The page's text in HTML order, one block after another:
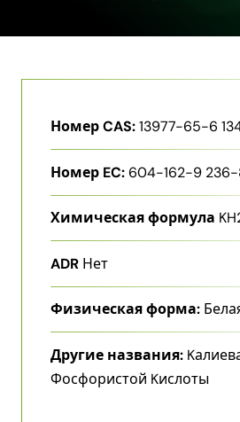
Номер CAS:13977-65-6
Номер EC:604-162-9
Химическая формула
ADR Нет
Физическая форма:
Другие названия:
Фосфористой Kислоты